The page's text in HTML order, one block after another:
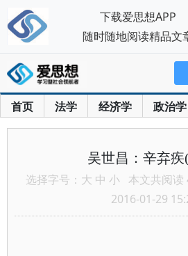
首页 法学 经济学 政治学
吴世昌：辛弃疾
选择字号： 大 中 小 本文共阅读
2016-01-29
下载爱思想APP
随时随地阅读精品文